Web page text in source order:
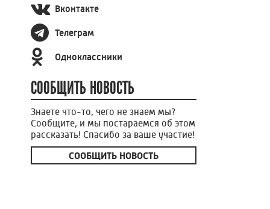
Вконтакте
Телеграм
Одноклассники
СООБЩИТЬ НОВОСТЬ
Знаете что-то, чего не знаем мы?
Сообщите, и мы постараемся об этом
рассказать! Спасибо за ваше участие!
СООБЩИТЬ НОВОСТЬ